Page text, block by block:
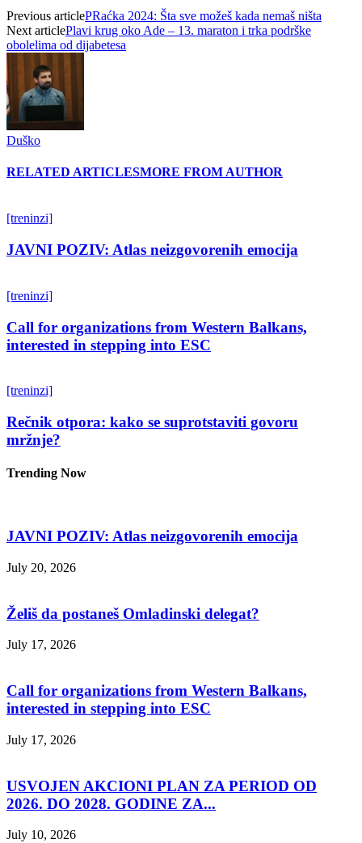
Previous articlePRaćka 2024: Šta sve možeš kada nemaš ništa
Next articlePlavi krug oko Ade – 13. maraton i trka podrške
obolelima od dijabetesa
Duško
RELATED ARTICLESMORE FROM AUTHOR
[treninzi]
JAVNI POZIV: Atlas neizgovorenih emocija
[treninzi]
Call for organizations from Western Balkans,
interested in stepping into ESC
[treninzi]
Rečnik otpora: kako se suprotstaviti govoru
mržnje?
Trending Now
JAVNI POZIV: Atlas neizgovorenih emocija
July 20, 2026
Želiš da postaneš Omladinski delegat?
July 17, 2026
Call for organizations from Western Balkans,
interested in stepping into ESC
July 17, 2026
USVOJEN AKCIONI PLAN ZA PERIOD OD
2026. DO 2028. GODINE ZA...
July 10, 2026